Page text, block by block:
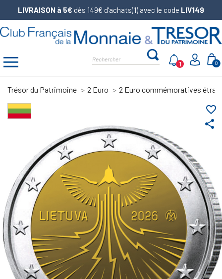
LIVRAISON à 5€ dès 149€ d’achats(1) avec le code LIV149
0
1
Trésor du Patrimoine 2 Euro 2 Euro commémoratives
share
favorite_border